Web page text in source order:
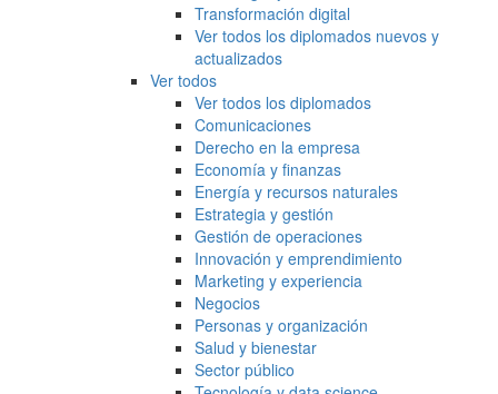
Transformación digital
Ver todos los diplomados nuevos y
actualizados
Ver todos
Ver todos los diplomados
Comunicaciones
Derecho en la empresa
Economía y finanzas
Energía y recursos naturales
Estrategia y gestión
Gestión de operaciones
Innovación y emprendimiento
Marketing y experiencia
Negocios
Personas y organización
Salud y bienestar
Sector público